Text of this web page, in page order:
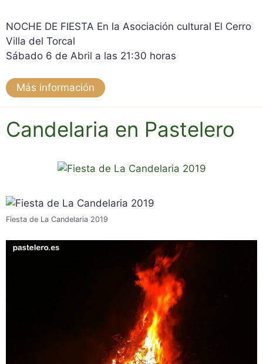
NOCHE DE FIESTA En la Asociación cultural El Cerro
Villa del Torcal
Sábado 6 de Abril a las 21:30 horas
Más información
Candelaria en Pastelero
Fiesta de La Candelaria 2019